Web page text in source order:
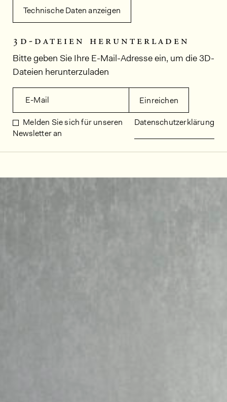
Technische Daten anzeigen
3d-dateien herunterladen
Bitte geben Sie Ihre E-Mail-Adresse ein, um die 3D-
Dateien herunterzuladen
E-Mail Einreichen
Melden Sie sich für unseren
Newsletter an
Datenschutzerklärung